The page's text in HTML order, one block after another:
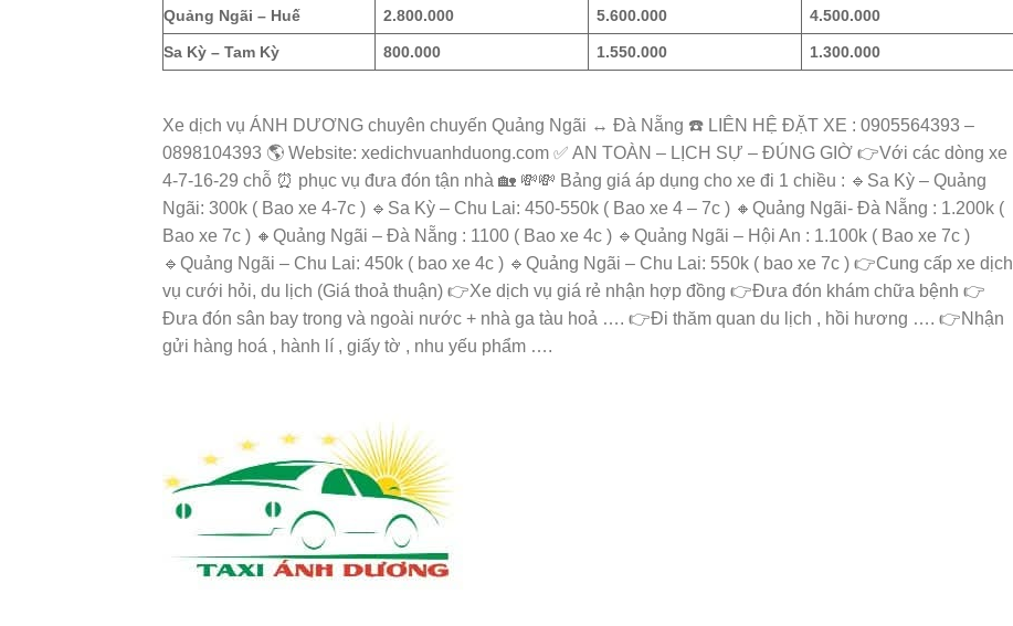
Quảng Ngãi – Huế 2.800.000 5.600.000 4.500.000
Sa Kỳ – Tam Kỳ 800.000 1.550.000 1.300.000
Xe dịch vụ ÁNH DƯƠNG chuyên chuyến Quảng Ngãi ↔️ Đà Nẵng ☎️ LIÊN HỆ ĐẶT XE : 0905564393 –
0898104393 🌎 Website: xedichvuanhduong.com ✅ AN TOÀN – LỊCH SỰ – ĐÚNG GIỜ 👉Với các dòng xe
4-7-16-29 chỗ ⏰ phục vụ đưa đón tận nhà 🏡 💸💸 Bảng giá áp dụng cho xe đi 1 chiều : 🔹Sa Kỳ – Quảng
Ngãi: 300k ( Bao xe 4-7c ) 🔹Sa Kỳ – Chu Lai: 450-550k ( Bao xe 4 – 7c ) 🔸Quảng Ngãi- Đà Nẵng : 1.200k (
Bao xe 7c ) 🔸Quảng Ngãi – Đà Nẵng : 1100 ( Bao xe 4c ) 🔹Quảng Ngãi – Hội An : 1.100k ( Bao xe 7c )
🔹Quảng Ngãi – Chu Lai: 450k ( bao xe 4c ) 🔹Quảng Ngãi – Chu Lai: 550k ( bao xe 7c ) 👉Cung cấp xe dịch
vụ cưới hỏi, du lịch (Giá thoả thuận) 👉Xe dịch vụ giá rẻ nhận hợp đồng 👉Đưa đón khám chữa bệnh 👉
Đưa đón sân bay trong và ngoài nước + nhà ga tàu hoả …. 👉Đi thăm quan du lịch , hồi hương …. 👉Nhận
gửi hàng hoá , hành lí , giấy tờ , nhu yếu phẩm ….